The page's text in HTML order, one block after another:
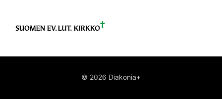
© 2026 Diakonia+